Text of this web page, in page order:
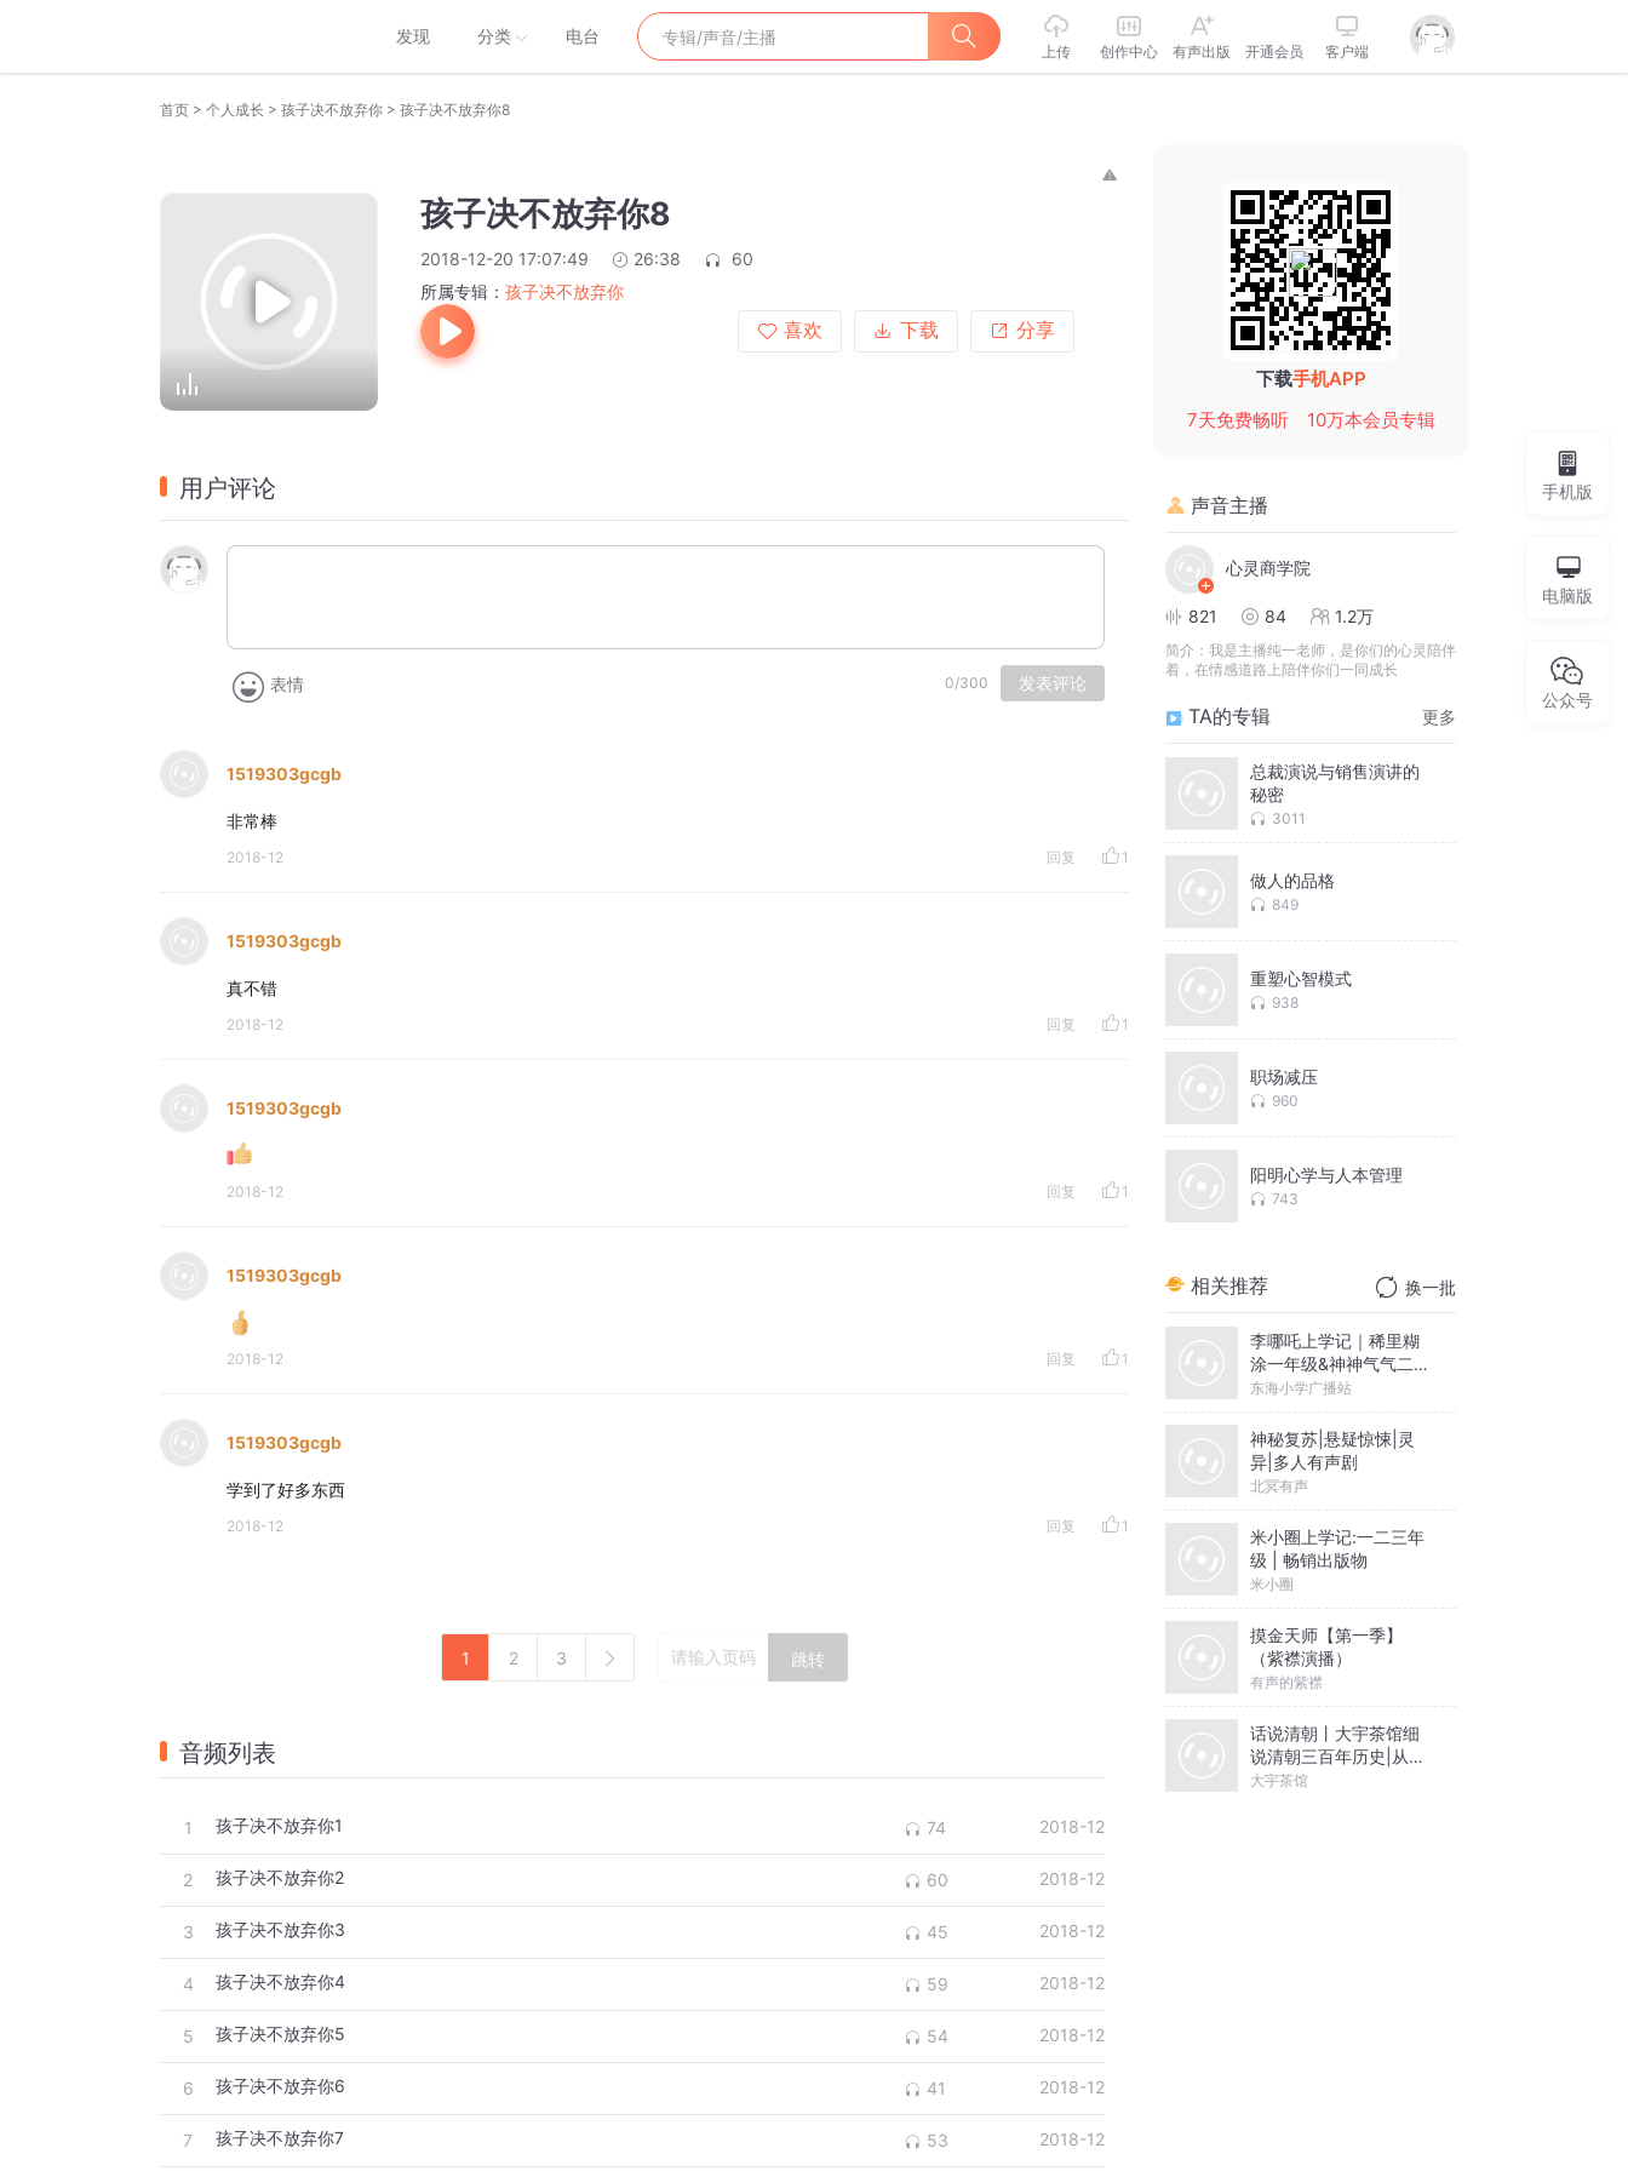
发现 分类 电台
上传 创作中心 有声出版 开通会员 客户端
首页 > 个人成长 > 孩子决不放弃你 > 孩子决不放弃你8
孩子决不放弃你8
2018-12-20 17:07:49 26:38
60
所属专辑： 孩子决不放弃你
喜欢
下载 分享
用户评论
表情 0/300 发表评论
1519303gcgb
非常棒
2018-12 回复 1
1519303gcgb
真不错
2018-12 回复 1
1519303gcgb
2018-12 回复 1
1519303gcgb
2018-12 回复 1
1519303gcgb
学到了好多东西
2018-12 回复 1
1 2 3 跳转
音频列表
1 孩子决不放弃你1 74 2018-12
2 孩子决不放弃你2 60 2018-12
3 孩子决不放弃你3 45 2018-12
4 孩子决不放弃你4 59 2018-12
5 孩子决不放弃你5 54 2018-12
6 孩子决不放弃你6 41 2018-12
7 孩子决不放弃你7 53 2018-12
下载手机APP
7天免费畅听
10万本会员专辑
声音主播
心灵商学院
821 84 1.2万
简介： 我是主播纯一老师，是你们的心灵陪伴
着，在情感道路上陪伴你们一同成长
TA的专辑 更多
总裁演说与销售演讲的
秘密
3011
做人的品格
849
重塑心智模式
938
职场减压
960
阳明心学与人本管理
743
相关推荐 换一批
李哪吒上学记｜稀里糊
涂一年级&神神气气二年
级
东海小学广播站
神秘复苏|悬疑惊悚|灵
异|多人有声剧
北冥有声
米小圈上学记:一二三年
级 | 畅销出版物
米小圈
摸金天师【第一季】
（紫襟演播）
有声的紫襟
话说清朝丨大宇茶馆细
说清朝三百年历史|从努
尔哈赤到末代皇帝溥仪|
大宇茶馆
手机版
电脑版
公众号